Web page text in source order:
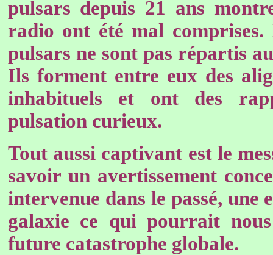
pulsars depuis 21 ans
radio ont été mal
pulsars ne sont pas répartis
Ils forment entre eux des
inhabituels et ont des
pulsation curieux.
Tout aussi captivant est le
savoir un avertissement
intervenue dans le passé,
galaxie ce qui pourrait
future catastrophe globale.